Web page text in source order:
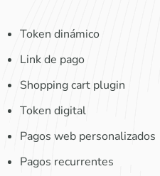
Token dinámico
Link de pago
Shopping cart plugin
Token digital
Pagos web personalizados
Pagos recurrentes